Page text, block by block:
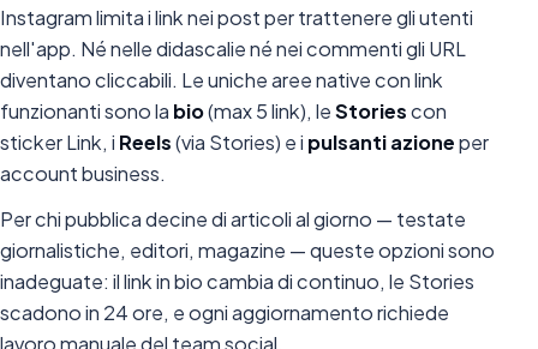
Instagram limita i link nei post per trattenere gli utenti
nell'app. Né nelle didascalie né nei commenti gli URL
diventano cliccabili. Le uniche aree native con link
funzionanti sono la bio(max 5 link), leStoriescon
sticker Link, i Reels(via Stories) e i pulsanti azioneper
account business.
Per chi pubblica decine di articoli al giorno — testate
giornalistiche, editori, magazine — queste opzioni sono
inadeguate: il link in bio cambia di continuo, le Stories
scadono in 24 ore, e ogni aggiornamento richiede
lavoro manuale del team social.